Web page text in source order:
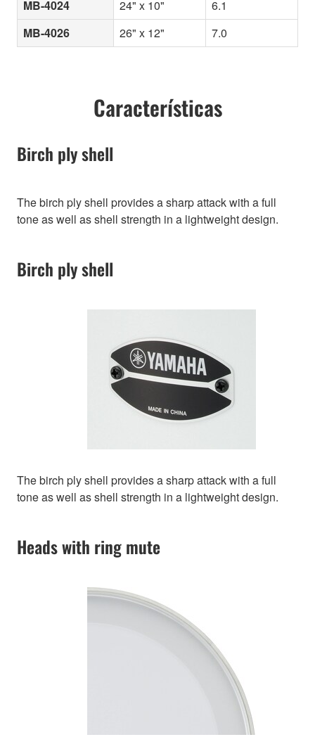
MB-4024 24" x 10"
6.1
MB-4026
26" x 12" 7.0
Características
Birch ply shell
The birch ply shell provides a sharp attack with a full
tone as well as shell strength in a lightweight design.
Birch ply shell
The birch ply shell provides a sharp attack with a full
tone as well as shell strength in a lightweight design.
Heads with ring mute